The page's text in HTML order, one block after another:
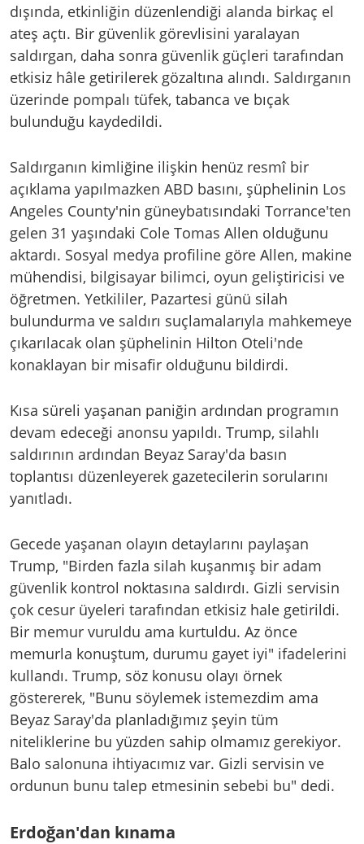
dışında, etkinliğin düzenlendiği alanda birkaç el
ateş açtı. Bir güvenlik görevlisini yaralayan
saldırgan, daha sonra güvenlik güçleri tarafından
etkisiz hâle getirilerek gözaltına alındı. Saldırganın
üzerinde pompalı tüfek, tabanca ve bıçak
bulunduğu kaydedildi.
Saldırganın kimliğine ilişkin henüz resmî bir
açıklama yapılmazken ABD basını, şüphelinin Los
Angeles County'nin güneybatısındaki Torrance'ten
gelen 31 yaşındaki Cole Tomas Allen olduğunu
aktardı. Sosyal medya profiline göre Allen, makine
mühendisi, bilgisayar bilimci, oyun geliştiricisi ve
öğretmen. Yetkililer, Pazartesi günü silah
bulundurma ve saldırı suçlamalarıyla mahkemeye
çıkarılacak olan şüphelinin Hilton Oteli'nde
konaklayan bir misafir olduğunu bildirdi.
Kısa süreli yaşanan paniğin ardından programın
devam edeceği anonsu yapıldı. Trump, silahlı
saldırının ardından Beyaz Saray'da basın
toplantısı düzenleyerek gazetecilerin sorularını
yanıtladı.
Gecede yaşanan olayın detaylarını paylaşan
Trump, "Birden fazla silah kuşanmış bir adam
güvenlik kontrol noktasına saldırdı. Gizli servisin
çok cesur üyeleri tarafından etkisiz hale getirildi.
Bir memur vuruldu ama kurtuldu. Az önce
memurla konuştum, durumu gayet iyi" ifadelerini
kullandı. Trump, söz konusu olayı örnek
göstererek, "Bunu söylemek istemezdim ama
Beyaz Saray'da planladığımız şeyin tüm
niteliklerine bu yüzden sahip olmamız gerekiyor.
Balo salonuna ihtiyacımız var. Gizli servisin ve
ordunun bunu talep etmesinin sebebi bu" dedi.
Erdoğan'dan kınama